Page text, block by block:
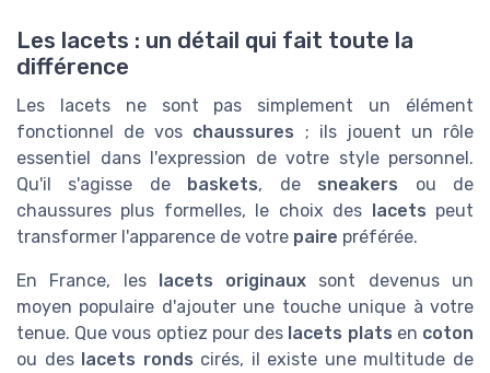
Les lacets : un détail qui fait toute la
différence
Les lacets ne sont pas simplement un élément
fonctionnel de vos chaussures ; ils jouent un rôle
essentiel dans l'expression de votre style personnel.
Qu'il s'agisse de baskets, de sneakers ou de
chaussures plus formelles, le choix des lacets peut
transformer l'apparence de votre paire préférée.
En France, les lacets originaux sont devenus un
moyen populaire d'ajouter une touche unique à votre
tenue. Que vous optiez pour des lacets plats en coton
ou des lacets ronds cirés, il existe une multitude de